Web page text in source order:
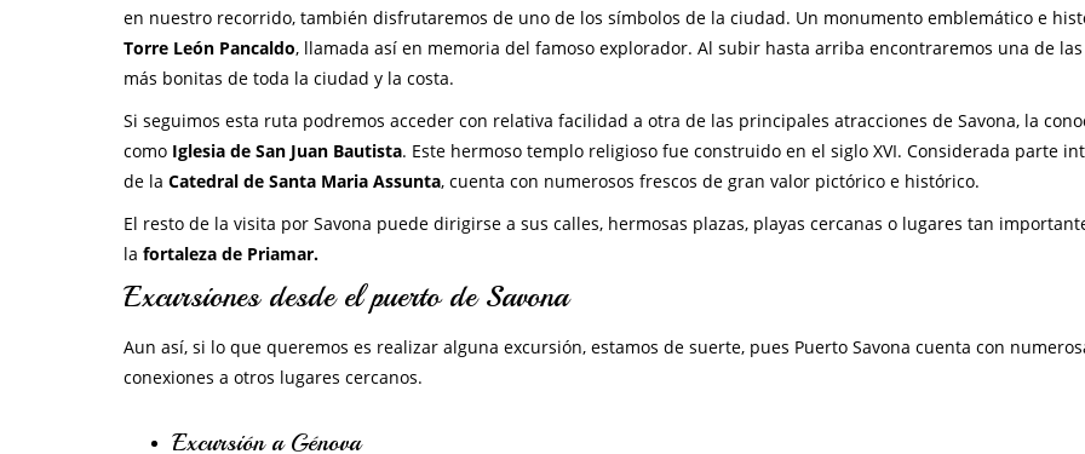
en nuestro recorrido, también disfrutaremos de uno de los símbolos de la ciudad. Un monumento emblemático e
Torre León Pancaldo, llamada así en memoria del famoso explorador. Al subir hasta arriba encontraremos una de las
más bonitas de toda la ciudad y la costa.
Si seguimos esta ruta podremos acceder con relativa facilidad a otra de las principales atracciones de Savona, la
como Iglesia de San Juan Bautista. Este hermoso templo religioso fue construido en el siglo XVI. Considerada parte
de la Catedral de Santa Maria Assunta, cuenta con numerosos frescos de gran valor pictórico e histórico.
El resto de la visita por Savona puede dirigirse a sus calles, hermosas plazas, playas cercanas o lugares tan
la fortaleza de Priamar.
Excursiones desde el puerto de Savona
Aun así, si lo que queremos es realizar alguna excursión, estamos de suerte, pues Puerto Savona cuenta con
conexiones a otros lugares cercanos.
Excursión a Génova